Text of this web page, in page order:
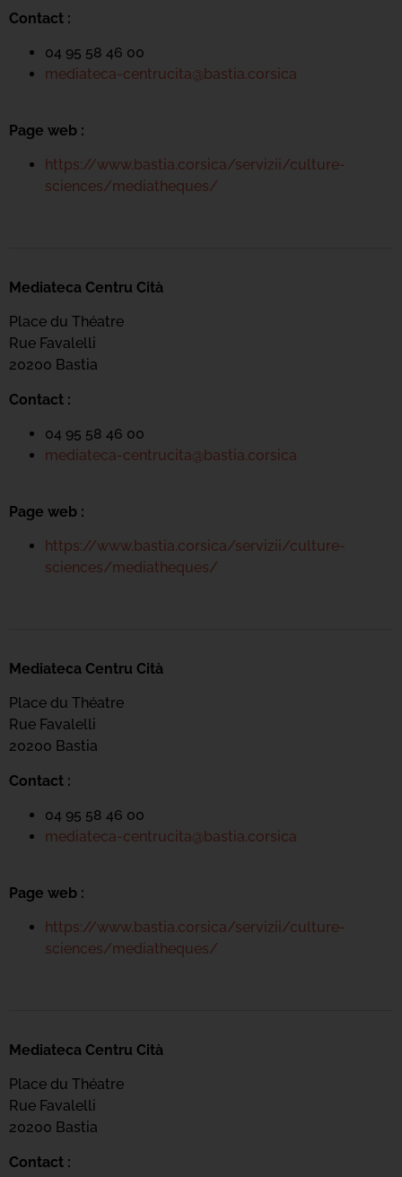
Contact :
04 95 58 46 00
mediateca-centrucita@bastia.corsica
Page web :
https://www.bastia.corsica/servizii/culture-
sciences/mediatheques/
Mediateca Centru Cità
Place du Théatre
Rue Favalelli
20200 Bastia
Contact :
04 95 58 46 00
mediateca-centrucita@bastia.corsica
Page web :
https://www.bastia.corsica/servizii/culture-
sciences/mediatheques/
Mediateca Centru Cità
Place du Théatre
Rue Favalelli
20200 Bastia
Contact :
04 95 58 46 00
mediateca-centrucita@bastia.corsica
Page web :
https://www.bastia.corsica/servizii/culture-
sciences/mediatheques/
Mediateca Centru Cità
Place du Théatre
Rue Favalelli
20200 Bastia
Contact :